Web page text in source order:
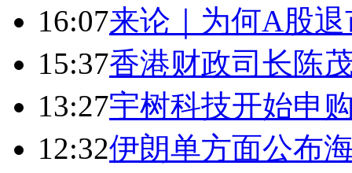
16:07来论｜为何A股
15:37香港财政司长陈
13:27宇树科技开始申
12:32伊朗单方面公布